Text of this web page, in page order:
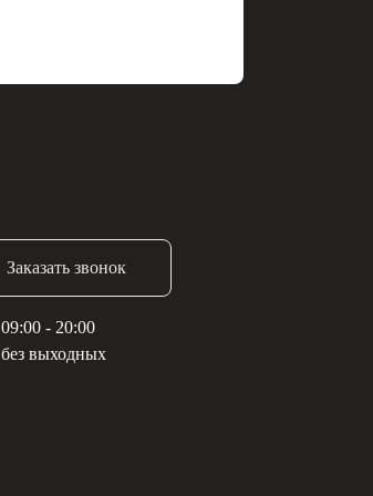
Заказать звонок
09:00 - 20:00
без выходных